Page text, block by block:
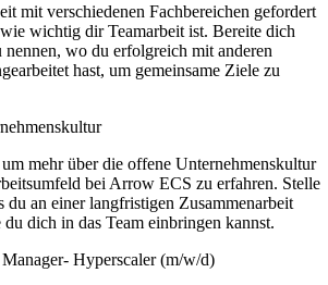
mit verschiedenen Fachbereichen gefordert
wichtig dir Teamarbeit ist. Bereite dich
wo du erfolgreich mit anderen
hast, um gemeinsame Ziele zu
mehr über die offene Unternehmenskultur
bei Arrow ECS zu erfahren. Stelle
du an einer langfristigen Zusammenarbeit
dich in das Team einbringen kannst.
Hyperscaler (m/w/d)